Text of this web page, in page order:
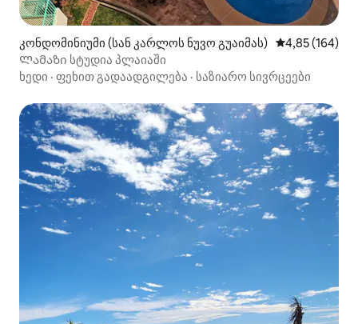
კონდომინიუმი (სან კარლოს ნუვო გუაიმას) საშუალო
4,85 (164)
Ლამაზი სტუდია პლაიაში
ხედი · ფეხით გადაადგილება · საზიარო სივრცეები